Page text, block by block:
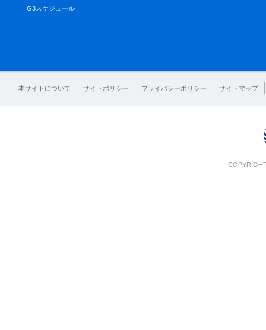
G3スケジュール
本サイトについて サイトポリシー プライバシーポリシー サイトマップ